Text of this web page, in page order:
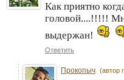
Как приятно
головой....!!!!!
выдержан!
Ответить
Прокопыч (автор